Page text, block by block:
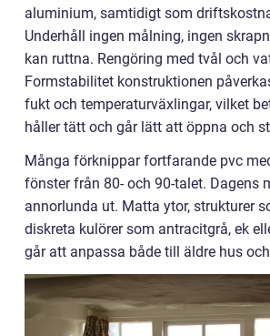
aluminium, samtidigt som
Underhåll ingen målning, ingen
kan ruttna. Rengöring med tvål och
Formstabilitet konstruktionen
fukt och temperaturväxlingar, vilket
håller tätt och går lätt att öppna och
Många förknippar fortfarande pvc
fönster från 80- och 90-talet. Dagens
annorlunda ut. Matta ytor, strukturer
diskreta kulörer som antracitgrå, ek
går att anpassa både till äldre hus